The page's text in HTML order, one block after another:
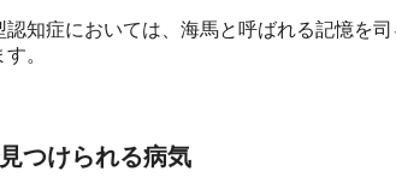
認知症においては、海馬と呼ばれる記憶を
。
つけられる病気